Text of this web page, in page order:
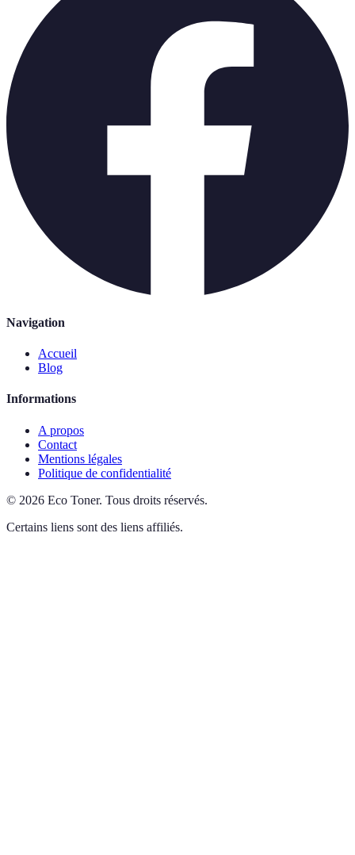
Navigation
Accueil
Blog
Informations
A propos
Contact
Mentions légales
Politique de confidentialité
© 2026 Eco Toner. Tous droits réservés.
Certains liens sont des liens affiliés.